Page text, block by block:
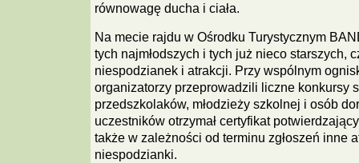
równowagę ducha i ciała.
Na mecie rajdu w Ośrodku Turystycznym
tych najmłodszych i tych już nieco starszych,
niespodzianek i atrakcji. Przy wspólnym
organizatorzy przeprowadzili liczne konkursy
przedszkolaków, młodzieży szkolnej i osób
uczestników otrzymał certyfikat
także w zależności od terminu zgłoszeń inne
niespodzianki.